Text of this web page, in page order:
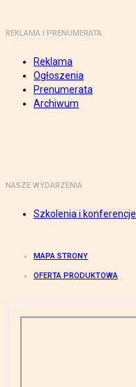
REKLAMA I PRENUMERATA
Reklama
Ogłoszenia
Prenumerata
Archiwum
NASZE WYDARZENIA
Szkolenia i konferencje
MAPA STRONY
OFERTA PRODUKTOWA